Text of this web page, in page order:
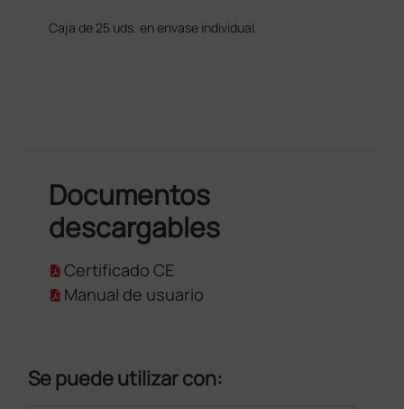
Caja de 25 uds. en envase individual.
Documentos
descargables
Certificado CE
Manual de usuario
Se puede utilizar con: